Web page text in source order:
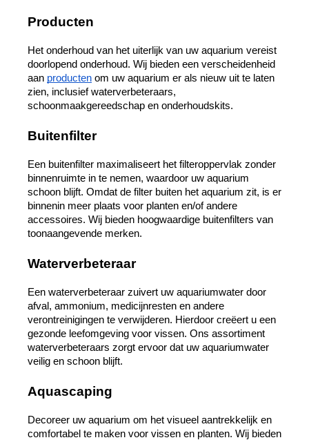
Producten
Het onderhoud van het uiterlijk van uw aquarium vereist
doorlopend onderhoud. Wij bieden een verscheidenheid
aan producten om uw aquarium er als nieuw uit te laten
zien, inclusief waterverbeteraars,
schoonmaakgereedschap en onderhoudskits.
Buitenfilter
Een buitenfilter maximaliseert het filteroppervlak zonder
binnenruimte in te nemen, waardoor uw aquarium
schoon blijft. Omdat de filter buiten het aquarium zit, is er
binnenin meer plaats voor planten en/of andere
accessoires. Wij bieden hoogwaardige buitenfilters van
toonaangevende merken.
Waterverbeteraar
Een waterverbeteraar zuivert uw aquariumwater door
afval, ammonium, medicijnresten en andere
verontreinigingen te verwijderen. Hierdoor creëert u een
gezonde leefomgeving voor vissen. Ons assortiment
waterverbeteraars zorgt ervoor dat uw aquariumwater
veilig en schoon blijft.
Aquascaping
Decoreer uw aquarium om het visueel aantrekkelijk en
comfortabel te maken voor vissen en planten. Wij bieden